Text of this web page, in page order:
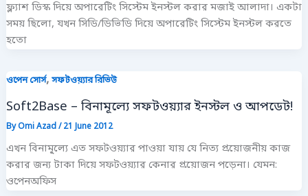
ফ্ল্যাশ ডিস্ক দিয়ে অপারেটিং সিস্টেম ইনস্টল করার মজাই আলাদা। একটা
সময় ছিলো, যখন সিডি/ডিভিডি দিয়ে অপারেটিং সিস্টেম ইনস্টল করতে
হতো
ওপেন সোর্স, সফটওয়্যার রিভিউ
Soft2Base – বিনামূল্যে সফটওয়্যার ইনস্টল ও আপডেট!
ByOmi Azad/21 June 2012
এখন বিনামূ্ল্যে এত সফটওয়্যার পাওয়া যায় যে নিত্য প্রয়োজনীয় কাজ
করার জন্য টাকা দিয়ে সফটওয়্যার কেনার প্রয়োজন পড়েনা। যেমন:
ওপেনঅফিস